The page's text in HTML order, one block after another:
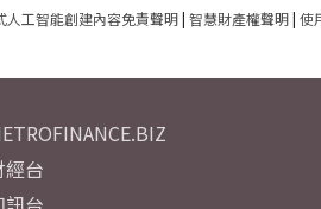
人工智能創建內容免責聲明| 智慧財產權聲明| 使
經台